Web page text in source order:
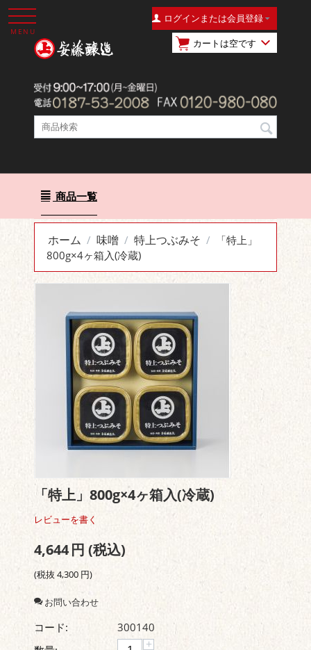
ログインまたは会員登録
カートは空です
MENU
商品一覧
ホーム / 味噌 / 特上つぶみそ /
「特上」
800g×4ヶ箱入(冷蔵)
「特上」800g×4ヶ箱入(冷蔵)
レビューを書く
4,644円 (税込)
(税抜 4,300 円)
お問い合わせ
コード:
300140
+